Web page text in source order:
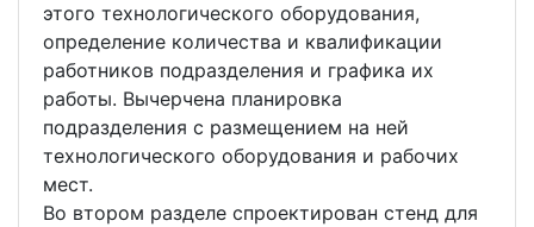
этого технологического оборудования,
определение количества и квалификации
работников подразделения и графика их
работы. Вычерчена планировка
подразделения с размещением на ней
технологического оборудования и рабочих
мест.
Во втором разделе спроектирован стенд для